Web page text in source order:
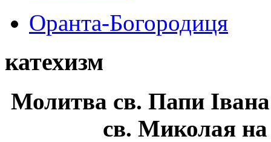
Оранта-Богородиця
катехизм
Молитва св. Папи
св. Миколая на